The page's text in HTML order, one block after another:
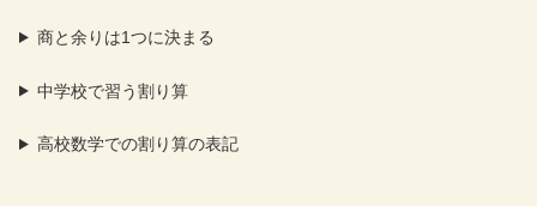
商と余りは1つに決まる
中学校で習う割り算
高校数学での割り算の表記